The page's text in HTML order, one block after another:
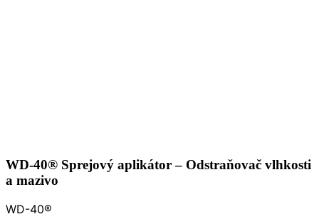
WD-40® Sprejový aplikátor – Odstraňovač vlhkosti
a mazivo
WD-40®